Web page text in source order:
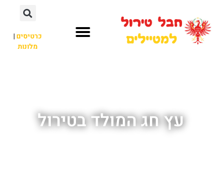
כרטיסים|
מלונות
עץ חג המולד בטירול